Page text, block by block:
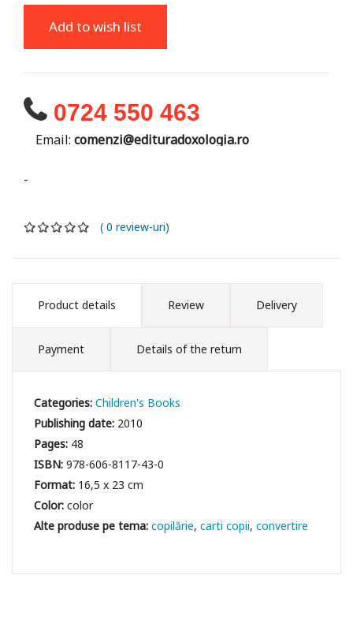
Add to wish list
0724 550 463
Email: comenzi@edituradoxologia.ro
-
( 0 review-uri)
Product details Review Delivery
Payment Details of the return
Categories:Children's Books
Publishing date: 2010
Pages: 48
ISBN:978-606-8117-43-0
Format: 16,5 x 23 cm
Color:color
copilărie carti copii convertire